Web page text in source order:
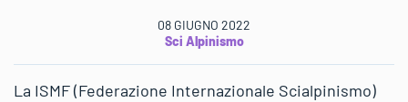
08 GIUGNO 2022
Sci Alpinismo
La ISMF (Federazione Internazionale Scialpinismo)